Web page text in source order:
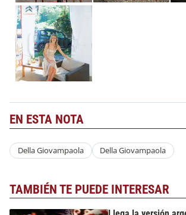
EN ESTA NOTA
Della Giovampaola Della Giovampaola
TAMBIÉN TE PUEDE INTERESAR